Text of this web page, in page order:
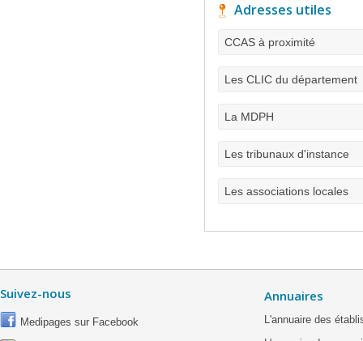
Adresses utiles
CCAS à proximité
Les CLIC du département
La MDPH
Les tribunaux d'instance
Les associations locales
Suivez-nous
Medipages sur Facebook
Annuaires
L'annuaire des